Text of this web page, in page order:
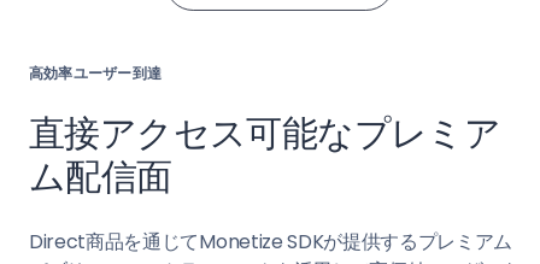
高効率ユーザー到達
直接アクセス可能なプレミア
ム配信面
Direct商品を通じてMonetize SDKが提供するプレミアム